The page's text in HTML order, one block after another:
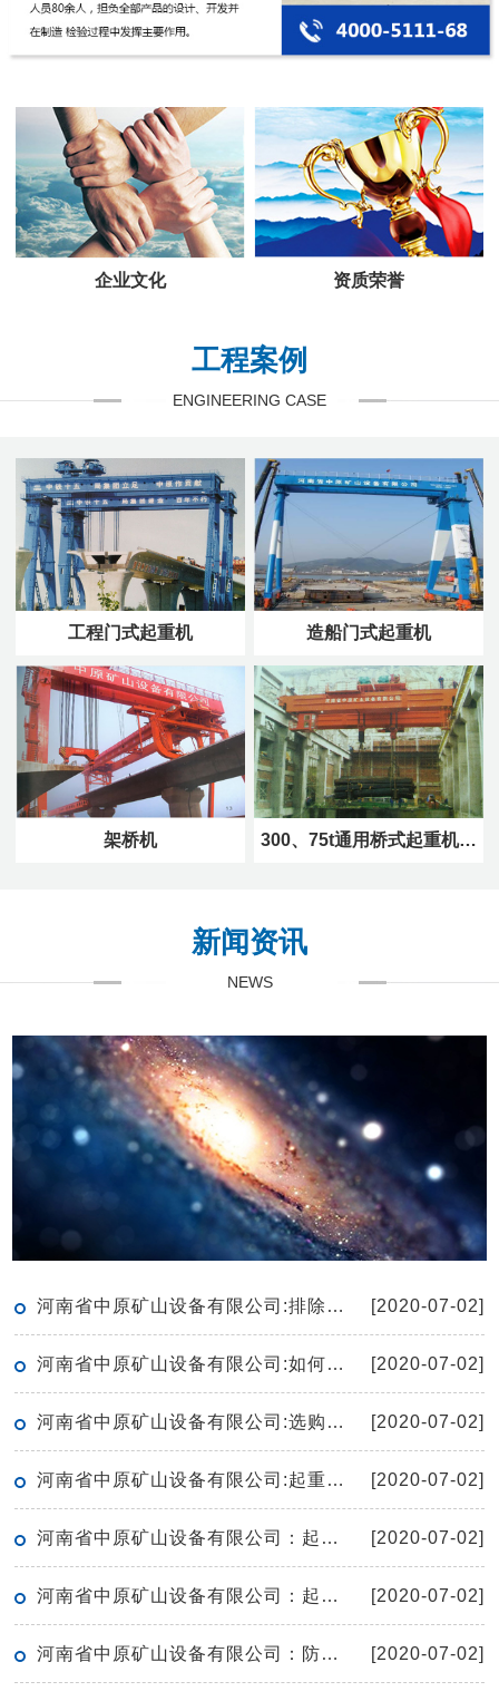
企业文化 资质荣誉
工程案例
ENGINEERING CASE
工程门式起重机 造船门式起重机
架桥机 300、75t通用桥式起重机…
新闻资讯
NEWS
[2020-07-02]
河南省中原矿山设备有限公司:排除重型机械设备故障的方法
[2020-07-02]
河南省中原矿山设备有限公司:如何有效的保养起重机
[2020-07-02]
河南省中原矿山设备有限公司:选购单梁起重机有哪些窍门呢
[2020-07-02]
河南省中原矿山设备有限公司:起重机的空负荷试运转应符合哪些要求
[2020-07-02]
河南省中原矿山设备有限公司：起重机保护接地线安全技术要求
[2020-07-02]
河南省中原矿山设备有限公司：起重机滑轮检修要点
[2020-07-02]
河南省中原矿山设备有限公司：防爆电动葫芦工作期间无法上升如何解决